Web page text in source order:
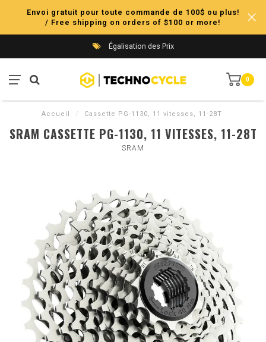
Envoi gratuit pour toute commande de 100$ ou plus!
/ Free shipping on orders of $100 or more!
Égalisation des Prix
0
Accueil / Cassette PG-1130, 11 vitesses, 11-28T
SRAM CASSETTE PG-1130, 11 VITESSES, 11-28T
SRAM